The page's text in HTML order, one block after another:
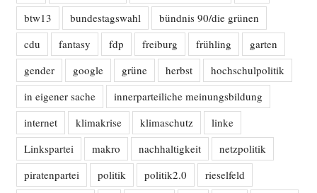
btw13
bundestagswahl
bündnis 90/die grünen
cdu
fantasy fdp freiburg frühling
garten
gender
google grüne herbst
hochschulpolitik
in eigener sache
innerparteiliche meinungsbildung
internet
klimakrise klimaschutz
linke
Linkspartei
makro nachhaltigkeit
netzpolitik
piratenpartei
politik politik2.0
rieselfeld